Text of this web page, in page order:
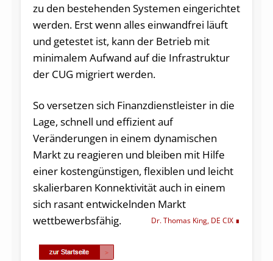
zu den bestehenden Systemen eingerichtet
werden. Erst wenn alles einwandfrei läuft
und getestet ist, kann der Betrieb mit
minimalem Aufwand auf die Infrastruktur
der CUG migriert werden.
So versetzen sich Finanzdienstleister in die
Lage, schnell und effizient auf
Veränderungen in einem dynamischen
Markt zu reagieren und bleiben mit Hilfe
einer kostengünstigen, flexiblen und leicht
skalierbaren Konnektivität auch in einem
sich rasant entwickelnden Markt
wettbewerbsfähig.
Dr. Thomas King, DE CIX